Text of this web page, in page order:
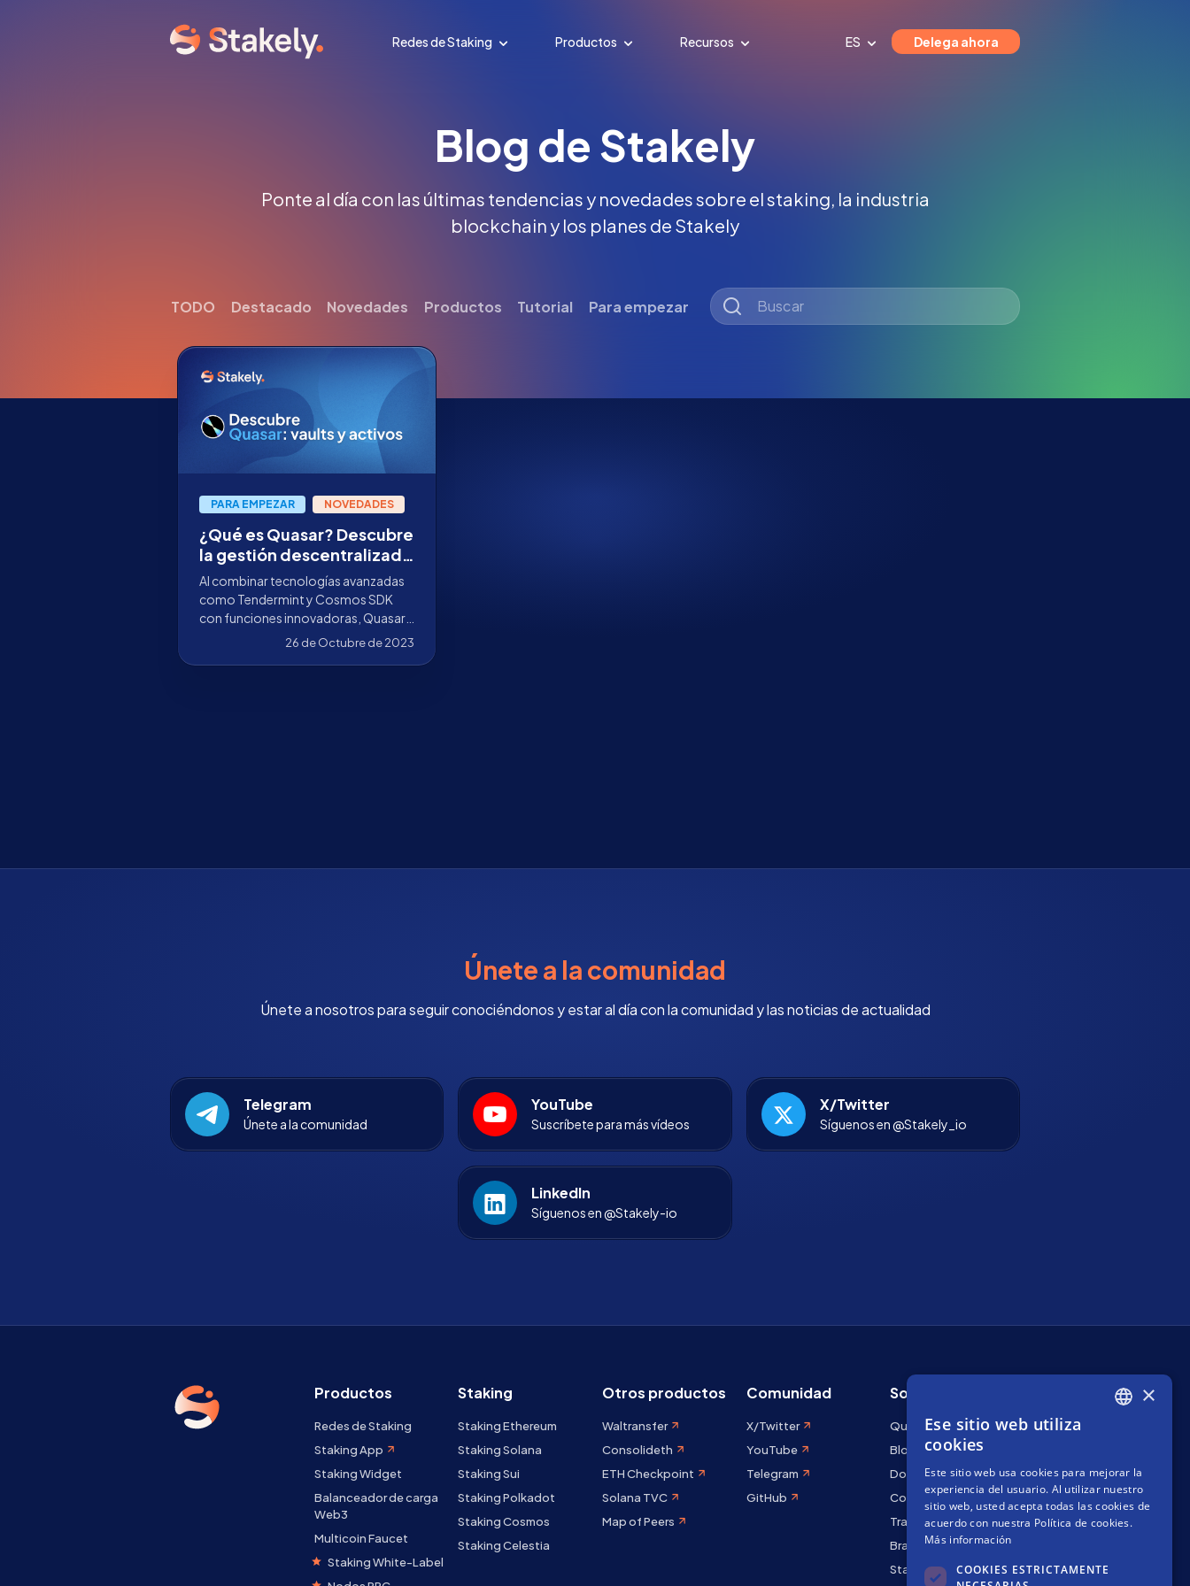
Redes de Staking Productos Recursos ES Delega ahora
Blog de Stakely
Ponte al día con las últimas tendencias y novedades sobre el staking, la industria
blockchain y los planes de Stakely
TODO Destacado Novedades Productos Tutorial Para empezar
PARA EMPEZAR NOVEDADES
¿Qué es Quasar? Descubre
la gestión descentralizada
de activos
Al combinar tecnologías avanzadas
como Tendermint y Cosmos SDK
con funciones innovadoras, Quasar
pretende redefinir la gestión de
26 de Octubre de 2023
Únete a la comunidad
Únete a nosotros para seguir conociéndonos y estar al día con la comunidad y las noticias de actualidad
Telegram
Únete a la comunidad
YouTube
Suscríbete para más vídeos
X/Twitter
Síguenos en @Stakely_io
LinkedIn
Síguenos en @Stakely-io
Productos
Redes de Staking
Staking App
Staking Widget
Balanceador de carga
Web3
Multicoin Faucet
Staking White-Label
Staking
Staking Ethereum
Staking Solana
Staking Sui
Staking Polkadot
Staking Cosmos
Staking Celestia
Otros productos
Waltransfer
Consolideth
ETH Checkpoint
Solana TVC
Map of Peers
Comunidad
X/Twitter
YouTube
Telegram
GitHub
Sobre Stakely
Quiénes somos
Blog
Docs
Contáctanos
Trabaja con nosotros
Brand kit
Staking Rewards
FRENCH
×
Ese sitio web utiliza
cookies
Este sitio web usa cookies para mejorar la
experiencia del usuario. Al utilizar nuestro
sitio web, usted acepta todas las cookies de
acuerdo con nuestra Política de cookies.
Más información
COOKIES ESTRICTAMENTE